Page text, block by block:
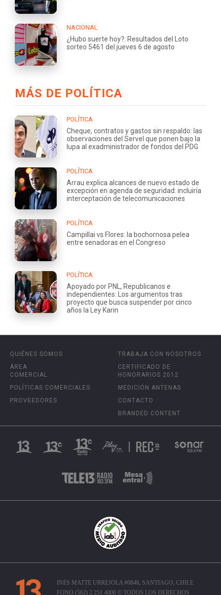
NACIONAL
¿Hubo suerte hoy?: Resultados del Loto
sorteo 5461 del jueves 6 de agosto
MÁS DE POLÍTICA
POLÍTICA
Cheque, contratos y gastos sin respaldo: las
observaciones del Servel que ponen bajo la
lupa al exadministrador de fondos del PDG
POLÍTICA
Arrau explica alcances de nuevo estado de
excepción en agenda de seguridad: incluiría
interceptación de telecomunicaciones
POLÍTICA
Campillai vs Flores: la bochornosa pelea
entre senadoras en el Congreso
POLÍTICA
Apoyado por PNL, Republicanos e
independientes: Los argumentos tras
proyecto que busca suspender por cinco
años la Ley Karin
QUIÉNES SOMOS
ÁREA
COMERCIAL
POLÍTICAS COMERCIALES
PROVEEDORES
TRABAJA CON NOSOTROS
CERTIFICADO DE
HONORARIOS 2012
MEDICIÓN ANTENAS
CONTACTO
BRANDED CONTENT
INÉS MATTE URREJOLA #0848, SANTIAGO, CHILE
FONO (562) 2 251 4000 © TODOS LOS DERECHOS